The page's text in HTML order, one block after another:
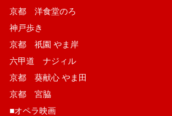
京都 洋食堂のろ
神戸歩き
京都 祇園 やま岸
六甲道 ナジィル
京都 葵献心 やま田
京都 宮脇
■オペラ映画